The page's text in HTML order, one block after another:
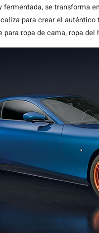
fermentada, se transforma
para crear el auténtico
ropa de cama, ropa del